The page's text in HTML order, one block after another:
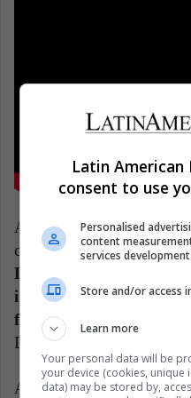
Además, están Poblado,
colaborativo muy
Lo mismo ocurre con
inglesa Dua Lipa, algo
fanáticos.
Dominicana, Tokischa,
A lo largo de todas estas
Latin
consent to use
Personalised
content
services development
Store and/or access
Learn more
Your personal data will be
your device (cookies,
data) may be stored by,